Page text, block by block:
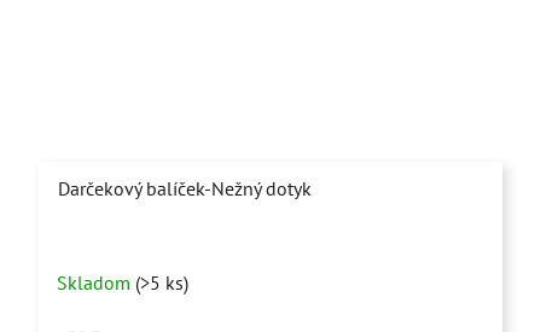
Darčekový balíček-Nežný dotyk
hodnotenie
produktu
Skladom (>5 ks)